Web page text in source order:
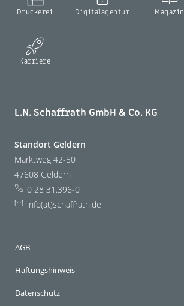
Druckerei Digitalagentur Magazin
Karriere
L.N. Schaffrath GmbH & Co. KG
Standort Geldern
Marktweg 42-50
47608 Geldern
0 28 31.396-0
info(at)schaffrath.de
AGB
Haftungshinweis
Datenschutz